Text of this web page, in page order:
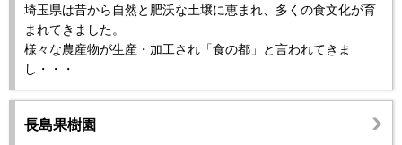
埼玉県は昔から自然と肥沃な土壌に恵まれ、多くの食文化が育
まれてきました。
様々な農産物が生産・加工され「食の都」と言われてきま
し・・・
長島果樹園